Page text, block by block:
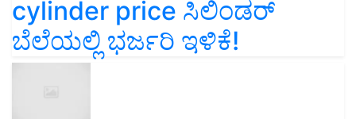
cylinder price ಸಿಲಿಂಡರ್‌
ಬೆಲೆಯಲ್ಲಿ ಭರ್ಜರಿ ಇಳಿಕೆ!